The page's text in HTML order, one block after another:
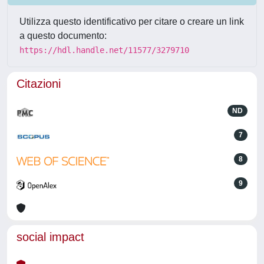
Utilizza questo identificativo per citare o creare un link
a questo documento:
https://hdl.handle.net/11577/3279710
Citazioni
ND
7
8
9
social impact